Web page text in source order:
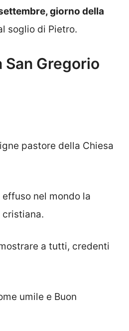
giorno della
soglio di Pietro.
San Gregorio
pastore della Chiesa
nel mondo la
a tutti, credenti
umile e Buon